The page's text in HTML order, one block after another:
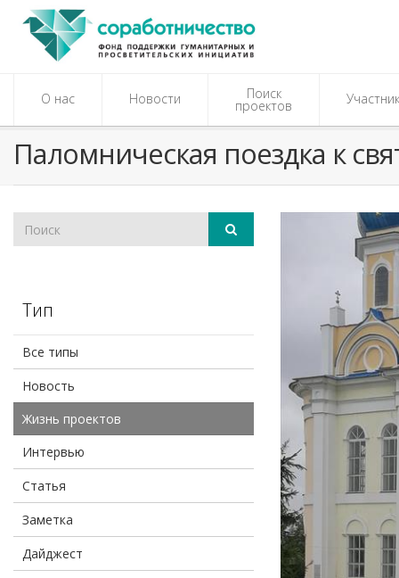
О нас Новости Поиск
проектов
Паломническая поездка к
Тип
Все типы
Новость
Жизнь проектов
Интервью
Статья
Заметка
Дайджест